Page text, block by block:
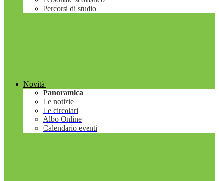
Percorsi di studio
Novità
Panoramica
Le notizie
Le circolari
Albo Online
Calendario eventi